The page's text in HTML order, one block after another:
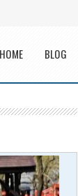
menu
HOME BLOG